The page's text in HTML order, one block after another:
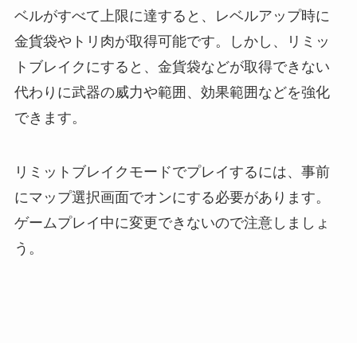
ベルがすべて上限に達すると、レベルアップ時に
金貨袋やトリ肉が取得可能です。しかし、リミッ
トブレイクにすると、金貨袋などが取得できない
代わりに武器の威力や範囲、効果範囲などを強化
できます。
リミットブレイクモードでプレイするには、事前
にマップ選択画面でオンにする必要があります。
ゲームプレイ中に変更できないので注意しましょ
う。